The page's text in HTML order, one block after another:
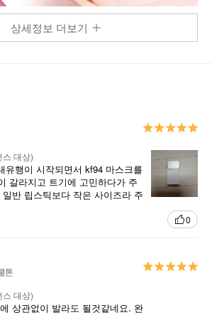
상세정보 더보기
스 대상)
유행이 시작되면서 kf94 마스크를
갈라지고 트기에 고민하다가 주
반 립스틱보다 작은 사이즈라 주
0
톤
스 대상)
도 될것같네요. 완